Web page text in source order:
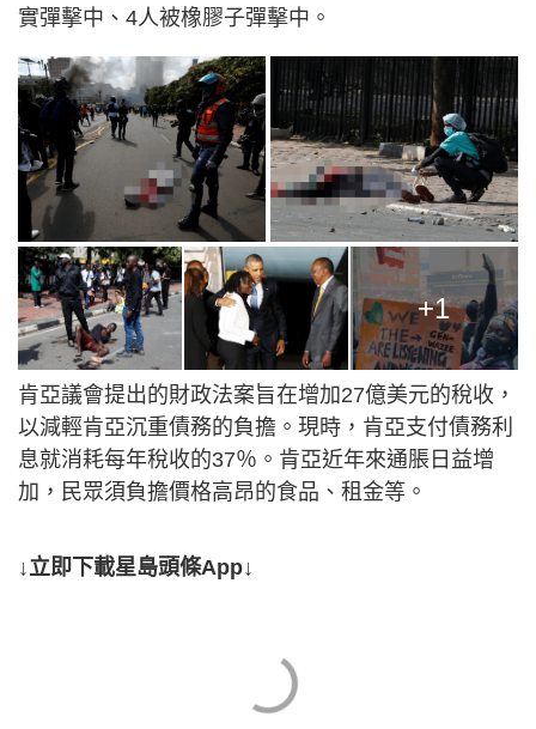
實彈擊中、4人被橡膠子彈擊中。
+1
肯亞議會提出的財政法案旨在增加27億美元的稅收，
以減輕肯亞沉重債務的負擔。現時，肯亞支付債務利
息就消耗每年稅收的37％。肯亞近年來通脹日益增
加，民眾須負擔價格高昂的食品、租金等。
↓立即下載星島頭條App↓